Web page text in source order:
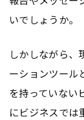
いでしょうか。
しかしながら、
ーションツール
を持っていない
にビジネスでは